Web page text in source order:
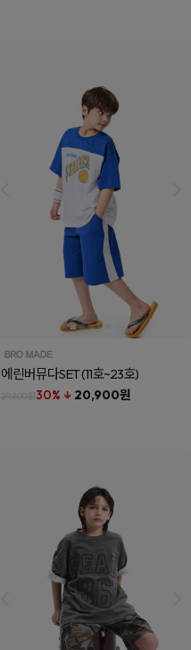
에린버뮤다SET(11호~23호)
29,800원30% ↓ 20,900원